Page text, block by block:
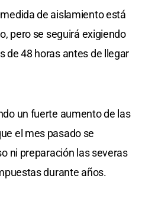
de aislamiento está
pero se seguirá exigiendo
de 48 horas antes de llegar
un fuerte aumento de las
el mes pasado se
ni preparación las severas
durante años.